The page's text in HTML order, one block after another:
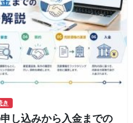
き
し込みから入金までの